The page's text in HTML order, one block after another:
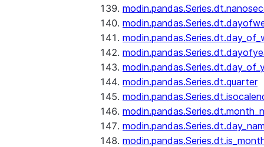
modin.pandas.Series.dt.quarter